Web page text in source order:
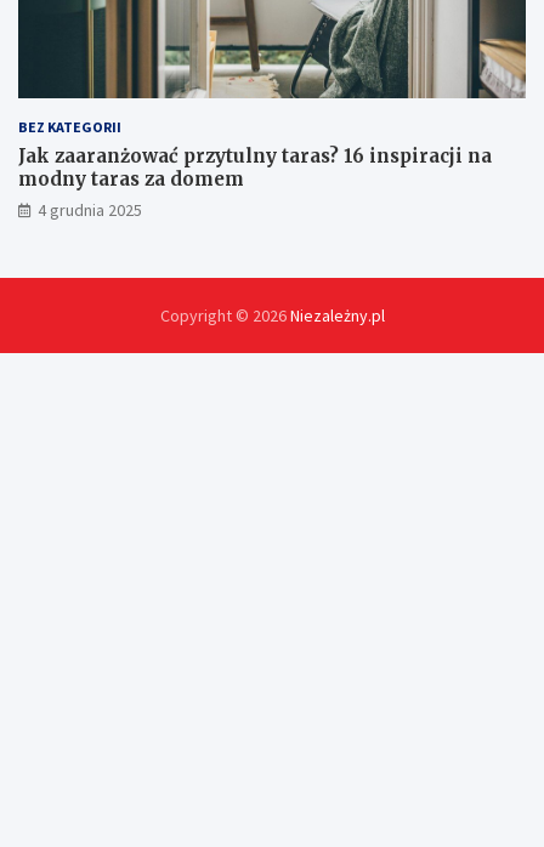
BEZ KATEGORII
Jak zaaranżować przytulny taras? 16 inspiracji na
modny taras za domem
4 grudnia 2025
Copyright © 2026Niezależny.pl